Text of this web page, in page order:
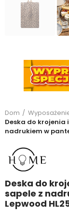
Dom
Deska do krojenia
nadrukiem w
Deska do
sapele z
Lepwood